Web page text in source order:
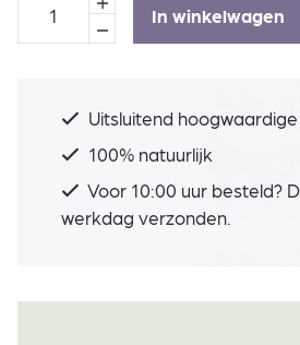
In winkelwagen
Uitsluitend
100% natuurlijk
Voor 10:00 uur besteld?
werkdag verzonden.